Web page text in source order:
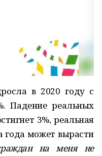
в 2020 году с
Падение реальных
3%, реальная
года может вырасти
на меня не